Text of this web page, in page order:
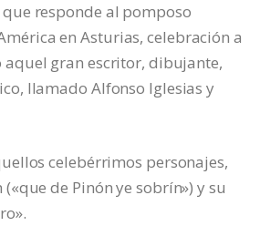
responde al pomposo
en Asturias, celebración a
aquel gran escritor, dibujante,
llamado Alfonso Iglesias y
celebérrimos personajes,
de Pinón ye sobrín») y su